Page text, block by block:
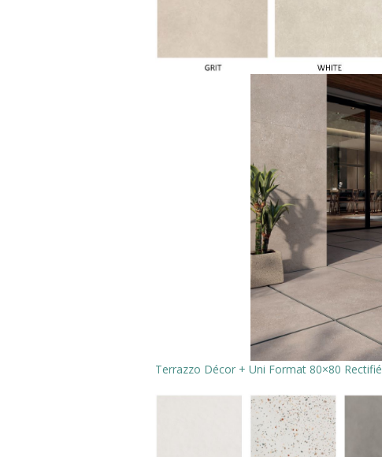
Terrazzo Décor + Uni Format 80×80 Rectifié